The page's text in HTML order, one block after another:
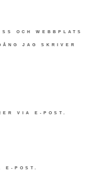
OCH WEBBPLATS
JAG SKRIVER
VIA E-POST.
E-POST.